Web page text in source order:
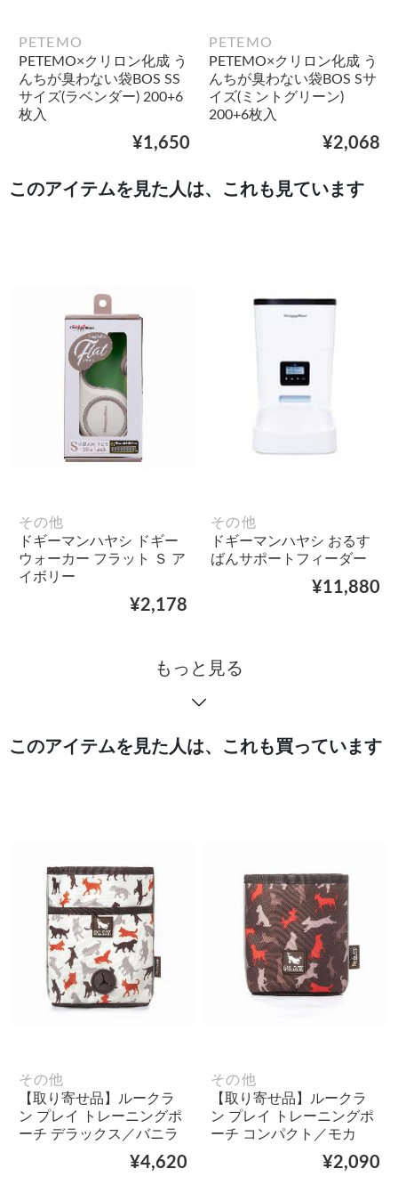
PETEMO
PETEMO×クリロン化成 う
んちが臭わない袋BOS SS
サイズ(ラベンダー) 200+6
枚入
¥1,650
PETEMO
PETEMO×クリロン化成 う
んちが臭わない袋BOS Sサ
イズ(ミントグリーン)
200+6枚入
¥2,068
このアイテムを見た人は、これも見ています
その他
ドギーマンハヤシ ドギー
ウォーカー フラット Ｓ ア
イボリー
¥2,178
その他
ドギーマンハヤシ おるす
ばんサポートフィーダー
¥11,880
もっと見る
このアイテムを見た人は、これも買っています
その他
【取り寄せ品】ルークラ
ン プレイ トレーニングポ
ーチ デラックス／バニラ
¥4,620
その他
【取り寄せ品】ルークラ
ン プレイ トレーニングポ
ーチ コンパクト／モカ
¥2,090